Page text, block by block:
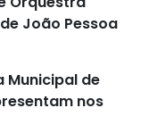
João Pessoa
Municipal de
nos